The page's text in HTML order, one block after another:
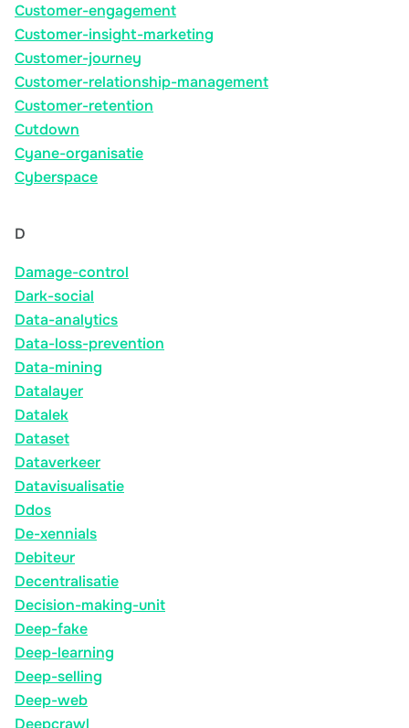
Customer-engagement
Customer-insight-marketing
Customer-journey
Customer-relationship-management
Customer-retention
Cutdown
Cyane-organisatie
Cyberspace
D
Damage-control
Dark-social
Data-analytics
Data-loss-prevention
Data-mining
Datalayer
Datalek
Dataset
Dataverkeer
Datavisualisatie
Ddos
De-xennials
Debiteur
Decentralisatie
Decision-making-unit
Deep-fake
Deep-learning
Deep-selling
Deep-web